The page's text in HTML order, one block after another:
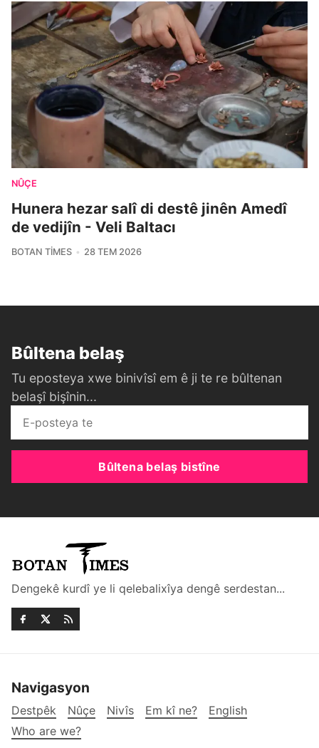
NÛÇE
Hunera hezar salî di destê jinên Amedî
de vedijîn - Veli Baltacı
BOTAN TIMES 28 TEM 2026
Bûltena belaş
Tu eposteya xwe binivîsî em ê ji te re bûltenan
belaşî bişînin...
Bûltena belaş bistîne
Dengekê kurdî ye li qelebalixîya dengê serdestan...
Navigasyon
Destpêk Nûçe Nivîs Em kî ne?
English
Who are we?